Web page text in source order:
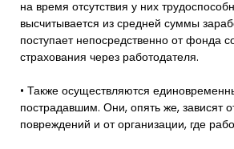
на время отсутствия у них
высчитывается из средней суммы
поступает непосредственно от фонда
страхования через работодателя.
• Также осуществляются
пострадавшим. Они, опять же, зависят
повреждений и от организации, где